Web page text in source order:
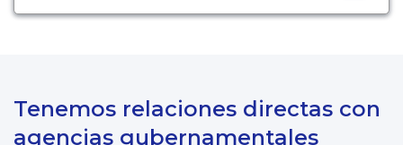
Tenemos relaciones directas con
agencias gubernamentales